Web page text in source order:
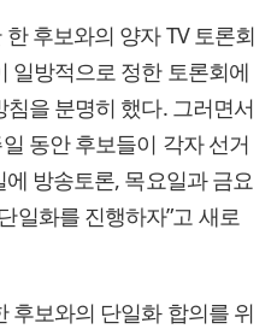
후보와의 양자 TV 토론회
일방적으로 정한 토론회에
을 분명히 했다. 그러면서
동안 후보들이 각자 선거
방송토론, 목요일과 금요
일화를 진행하자”고 새로
후보와의 단일화 합의를 위